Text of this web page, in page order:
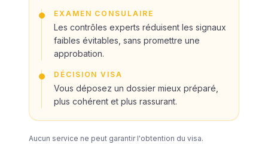
EXAMEN CONSULAIRE
Les contrôles experts réduisent les signaux
faibles évitables, sans promettre une
approbation.
DÉCISION VISA
Vous déposez un dossier mieux préparé,
plus cohérent et plus rassurant.
Aucun service ne peut garantir l'obtention du visa.